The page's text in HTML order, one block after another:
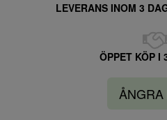
LEVERANS INOM 3
ÖPPET KÖP I
ÅNGRA